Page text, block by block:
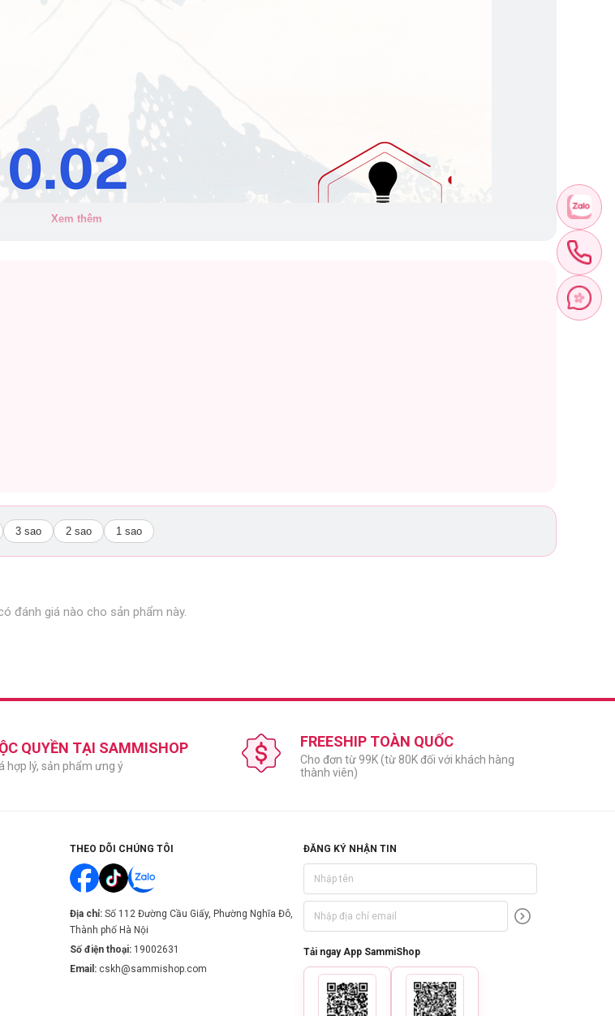
sợi tóc.
giác có sử dụng bao cao su.
Xem thêm
3 sao 2 sao 1 sao
đánh giá nào cho sản phẩm này.
QUYỀN TẠI SAMMISHOP
hợp lý, sản phẩm ưng ý
FREESHIP TOÀN QUỐC
Cho đơn từ 99K (từ 80K đối với khách hàng
thành viên)
THEO DÕI CHÚNG TÔI
Địa chỉ: Số 112 Đường Cầu Giấy, Phường Nghĩa Đô,
Thành phố Hà Nội
Số điện thoại: 19002631
Email: cskh@sammishop.com
ĐĂNG KÝ NHẬN TIN
Tải ngay App SammiShop